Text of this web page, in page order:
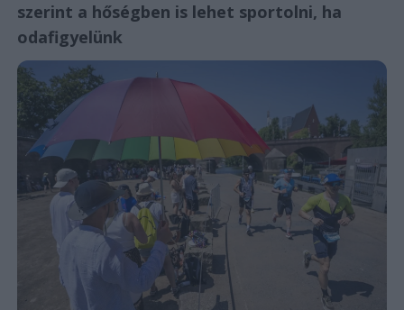
szerint a hőségben is lehet sportolni, ha
odafigyelünk